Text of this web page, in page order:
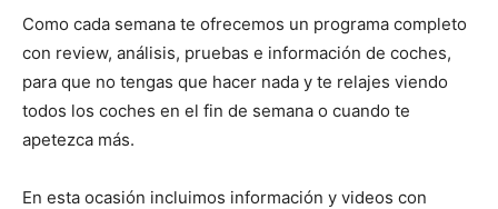
Como cada semana te ofrecemos un programa completo
con review, análisis, pruebas e información de coches,
para que no tengas que hacer nada y te relajes viendo
todos los coches en el fin de semana o cuando te
apetezca más.
En esta ocasión incluimos información y videos con